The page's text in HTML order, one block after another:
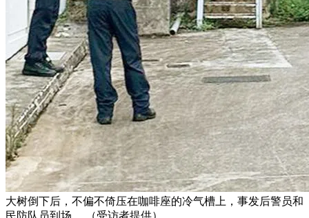
大树倒下后，不偏不倚压在咖啡座的冷气槽上，事发后警员和
民防队员到场。 （受访者提供）